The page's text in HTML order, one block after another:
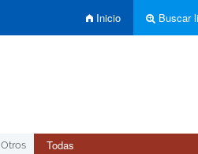
Inicio Buscar
Otros Todas